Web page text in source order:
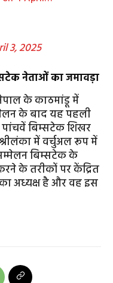
3, 2025
नेताओं का जमावड़ा
के काठमांडू में
के बाद यह पहली
बिम्सटेक शिखर
में वर्चुअल रूप में
बिम्सटेक के
के तरीकों पर केंद्रित
अध्यक्ष है और वह इस